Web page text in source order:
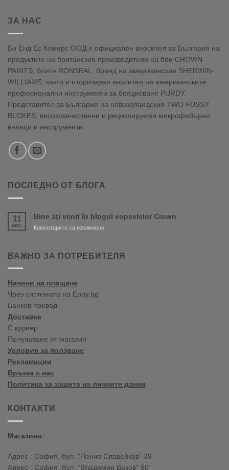
ЗА НАС
Би Енд Ес Комерс ООД е официален вносител за България на
продуктите на британския производители на бои CROWN
PAINTS, боите RONSEAL, бранд на американския SHERWIN-
WILLIAMS, както и оторизиран вносител на американските
професионални инструменти за боядисване PURDY.
Представител за България на новозеландския TWO FUSSY
BLOKES, висококачествени и рециклируеми микрофибърни
валяци и инструменти.
ПОСЛЕДНО ОТ БЛОГА
11
авг.
Bine ați venit în blogul vopselelor Crown
Коментарите са изключениза
venit
ВАЖНО ЗА ПОТРЕБИТЕЛЯ
Начини на плащане
Чрез системата на Epay.bg
Банков превод
Доставка
С куриер
Получаване от магазин
Условия за ползване
Рекламации
Връзка с нас
Политика за защита на личните данни
КОНТАКТИ
Магазини
Адрес : София, бул. “Пенчо Славейков” 39
Адрес : София, бул. “Владимир Вазов” 90